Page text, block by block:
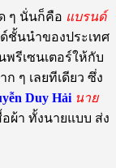
ๆ นั่นก็คือ แบรนด์
ชั้นนำของประเทศ
พรีเซนเตอร์ให้กับ
ๆ เลยทีเดียว ซึ่ง
Duy Hải นาย
ผ้า ทั้งนายแบบ ส่ง